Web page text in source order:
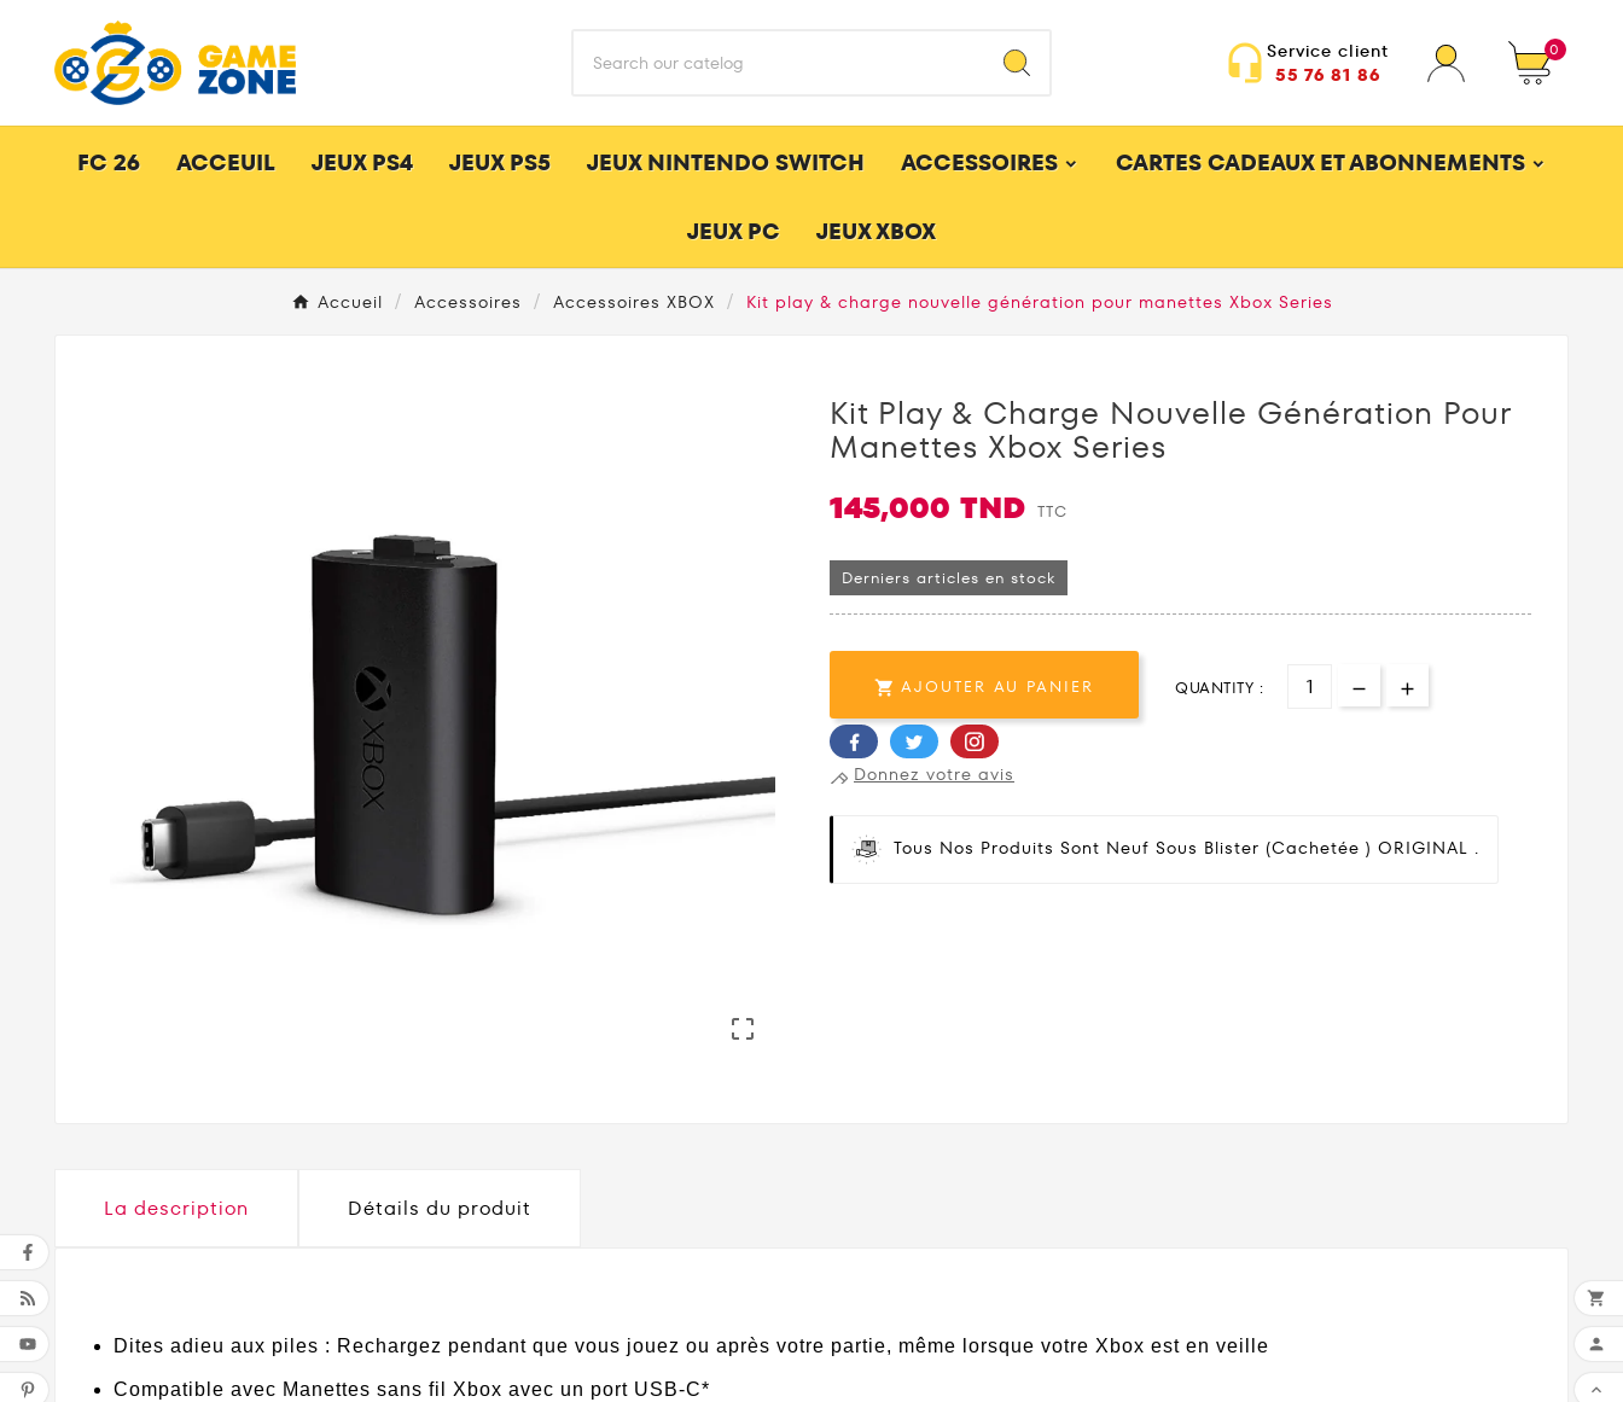
headset_micService client
55 76 81 86
0
FC 26 ACCEUIL JEUX PS4 JEUX PS5 JEUX NINTENDO SWITCH ACCESSOIRES CARTES CADEAUX ET ABONNEMENTS
JEUX PC JEUX XBOX
Accueil Accessoires Accessoires XBOX Kit play & charge nouvelle génération pour manettes Xbox Series

Kit Play & Charge Nouvelle Génération Pour
Manettes Xbox Series
145,000 TND TTC
Derniers articles en stock
 AJOUTER AU PANIER QUANTITY :
Donnez votre avis
Tous Nos Produits Sont Neuf Sous Blister (cachetée ) ORIGINAL .
La description Détails du produit
Dites adieu aux piles : Rechargez pendant que vous jouez ou après votre partie, même lorsque votre Xbox est en veille
Compatible avec Manettes sans fil Xbox avec un port USB-C*


